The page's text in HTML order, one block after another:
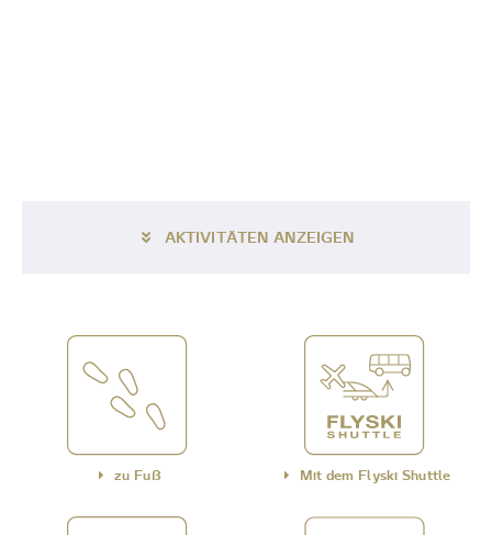
AKTIVITÄTEN ANZEIGEN
zu Fuß Mit dem Flyski Shuttle